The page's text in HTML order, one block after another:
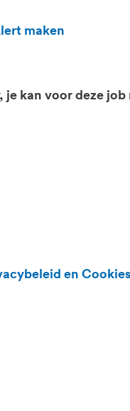
maken
je kan voor deze
en Cookies